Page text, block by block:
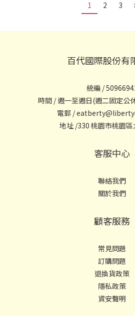
1 2 3
百代國際股份有
統編 /
時間 / 週一至週日(週二固定公
電郵 /
地址 /330 桃園市桃園
客服中心
聯絡我們
關於我們
顧客服務
常見問題
訂購問題
退換貨政策
隱私政策
資安聲明